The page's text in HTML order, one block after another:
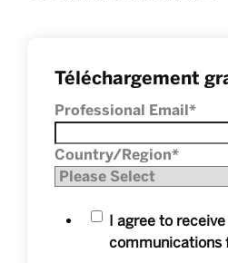
Téléchargement
Professional Email*
Country/Region*
I agree to
communications